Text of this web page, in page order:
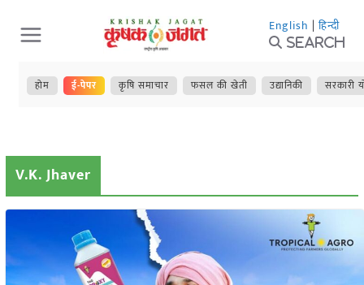
Skip
to
content
English | हिन्दी
Search
होम ई-पेपर कृषि समाचार फसल की खेती उद्यानिकी सरकारी
V.K. Jhaver